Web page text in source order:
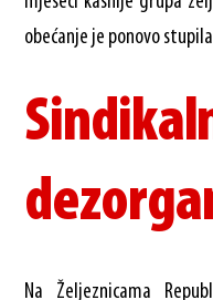
obećanje je ponovo
Na Željeznicama